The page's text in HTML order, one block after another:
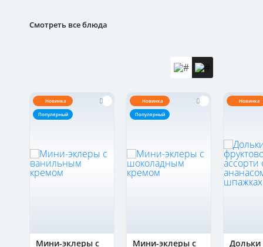
Смотреть все блюда
Новинка
Популярный
Мини-эклеры с
Новинка
Популярный
Мини-эклеры с
Новинка
Дольки